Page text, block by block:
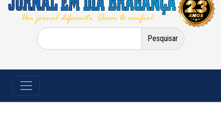
Pesquisar
por: